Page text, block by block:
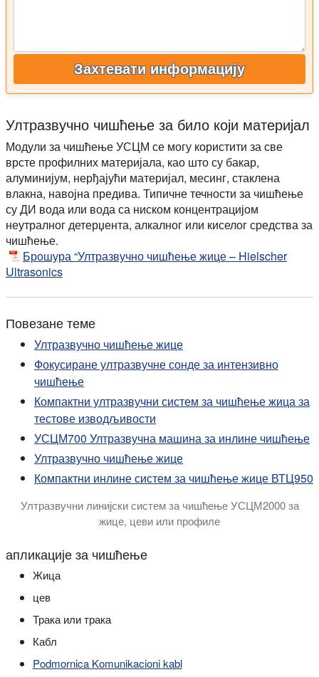
Захтевати информацију
Ултразвучно чишћење за било који материјал
Модули за чишћење УСЦМ се могу користити за све
врсте профилних материјала, као што су бакар,
алуминијум, нерђајући материјал, месинг, стаклена
влакна, навојна предива. Типичне течности за чишћење
су ДИ вода или вода са ниском концентрацијом
неутралног детерџента, алкалног или киселог средства за
чишћење.
Брошура “Ултразвучно чишћење жице – Hielscher
Ultrasonics
Повезане теме
Ултразвучно чишћење жице
Фокусиране ултразвучне сонде за интензивно
чишћење
Компактни ултразвучни систем за чишћење жица за
тестове изводљивости
УСЦМ700 Ултразвучна машина за инлине чишћење
Ултразвучно чишћење жице
Компактни инлине систем за чишћење жице ВТЦ950
Ултразвучни линијски систем за чишћење УСЦМ2000 за
жице, цеви или профиле
апликације за чишћење
Жица
цев
Трака или трака
Кабл
Podmornica Komunikacioni kabl